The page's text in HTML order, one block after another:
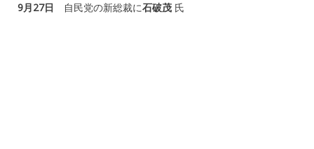
9月27日 自民党の新総裁に石破茂 氏